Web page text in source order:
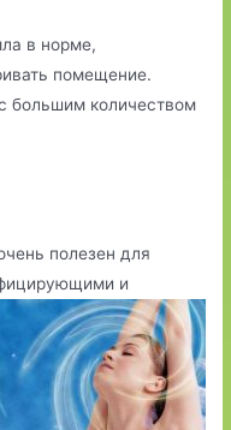
в норме,
помещение.
большим количеством
полезен для
и